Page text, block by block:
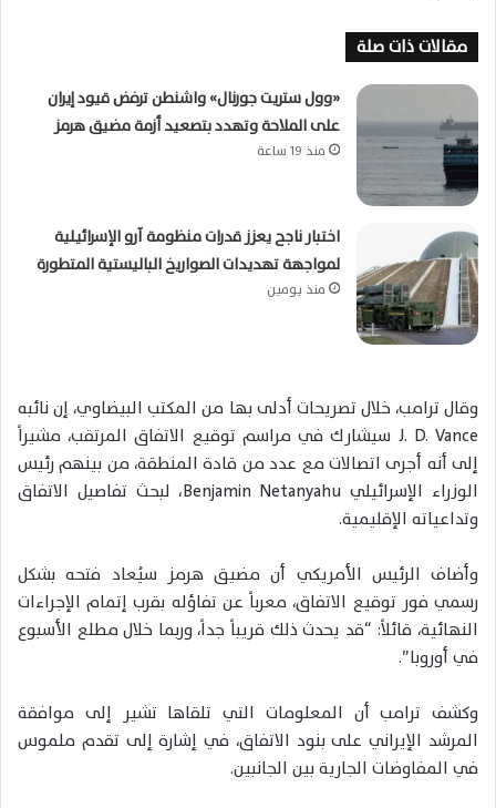
مقالات ذات صلة
«وول ستريت جورنال» واشنطن ترفض قيود إيران
على الملاحة وتهدد بتصعيد أزمة مضيق هرمز
منذ 19 ساعة
اختبار ناجح يعزز قدرات منظومة آرو الإسرائيلية
لمواجهة تهديدات الصواريخ الباليستية المتطورة
منذ يومين
وقال ترامب، خلال تصريحات أدلى بها من المكتب البيضاوي، إن نائبه
J. D. Vance سيشارك في مراسم توقيع الاتفاق المرتقب، مشيراً
إلى أنه أجرى اتصالات مع عدد من قادة المنطقة، من بينهم رئيس
الوزراء الإسرائيلي Benjamin Netanyahu، لبحث تفاصيل الاتفاق
وتداعياته الإقليمية.
وأضاف الرئيس الأمريكي أن مضيق هرمز سيُعاد فتحه بشكل
رسمي فور توقيع الاتفاق، معرباً عن تفاؤله بقرب إتمام الإجراءات
النهائية، قائلاً: “قد يحدث ذلك قريباً جداً، وربما خلال مطلع الأسبوع
في أوروبا”.
وكشف ترامب أن المعلومات التي تلقاها تشير إلى موافقة
المرشد الإيراني على بنود الاتفاق، في إشارة إلى تقدم ملموس
في المفاوضات الجارية بين الجانبين.